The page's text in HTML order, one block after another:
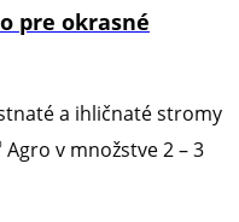
pre okrasné
a ihličnaté stromy
Agro v množstve 2 – 3